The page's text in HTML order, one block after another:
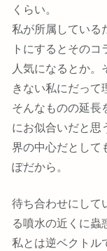
くらい。
私が所属している
トにするとその
人気になるとか
きない私にだって
そんなものの延長
にお似合いだと思
界の中心だとして
ぽだから。
待ち合わせにして
る噴水の近くに蟲
私とは逆ベクトル